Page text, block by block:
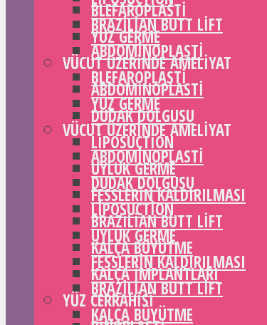
BLEFAROPLASTI
YÜZ GERME
VÜCUT ÜZERINDE AMELIYAT
ABDOMINOPLASTI
DUDAK DOLGUSU
LIPOSUCTION
UYLUK GERME
FESSLERIN KALDIRILMASI
BRAZILIAN BUTT LIFT
KALÇA BÜYÜTME
KALÇA IMPLANTLARI
YÜZ CERRAHISI
BRAZILIAN BUTT LIFT
ABDOMINOPLASTI
BLEFAROPLASTI
YÜZ GERME
VÜCUT ÜZERINDE AMELIYAT
ABDOMINOPLASTI
DUDAK DOLGUSU
LIPOSUCTION
UYLUK GERME
FESSLERIN KALDIRILMASI
BRAZILIAN BUTT LIFT
KALÇA BÜYÜTME